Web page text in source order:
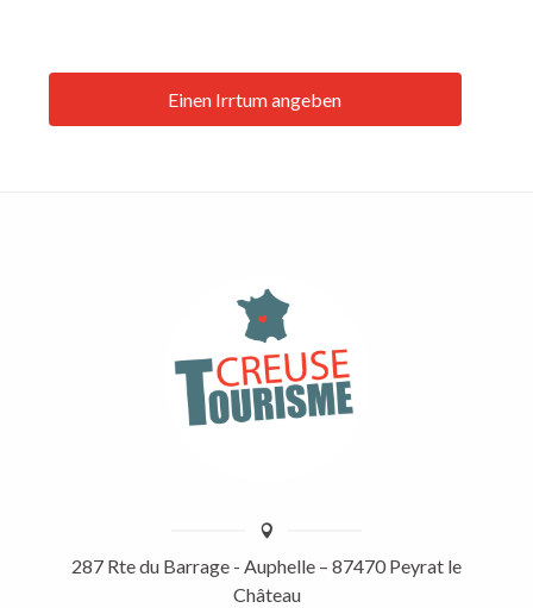
Einen Irrtum angeben
287 Rte du Barrage - Auphelle – 87470 Peyrat le
Château